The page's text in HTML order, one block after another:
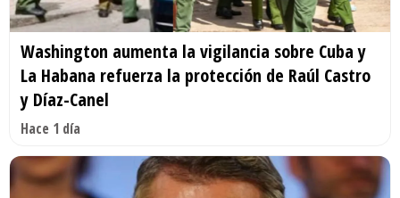
Washington aumenta la vigilancia sobre Cuba y
La Habana refuerza la protección de Raúl Castro
y Díaz-Canel
Hace 1 día